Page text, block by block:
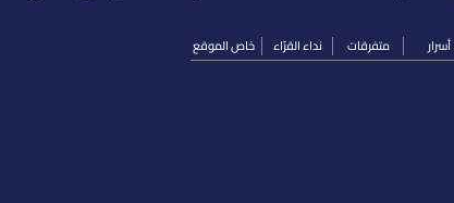
أسرار متفرقات نداء القرّاء خاص الموقع